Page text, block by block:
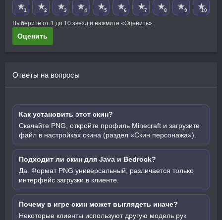
★1 ★2 ★3 ★4 ★5 ★6 ★7 ★8 ★9 ★10
Выберите от 1 до 10 звезд и нажмите «Оценить».
Оценить
Ответы на вопросы
Как установить этот скин?
Скачайте PNG, откройте профиль Minecraft и загрузите
файл в настройках скина (раздел «Скин персонажа»).
Подходит ли скин для Java и Bedrock?
Да. Формат PNG универсальный, различается только
интерфейс загрузки в клиенте.
Почему в игре скин может выглядеть иначе?
Некоторые клиенты используют другую модель рук